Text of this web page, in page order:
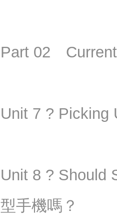
Part 02 Current
Unit 7 ?
Unit 8 ? Should
型手機嗎？